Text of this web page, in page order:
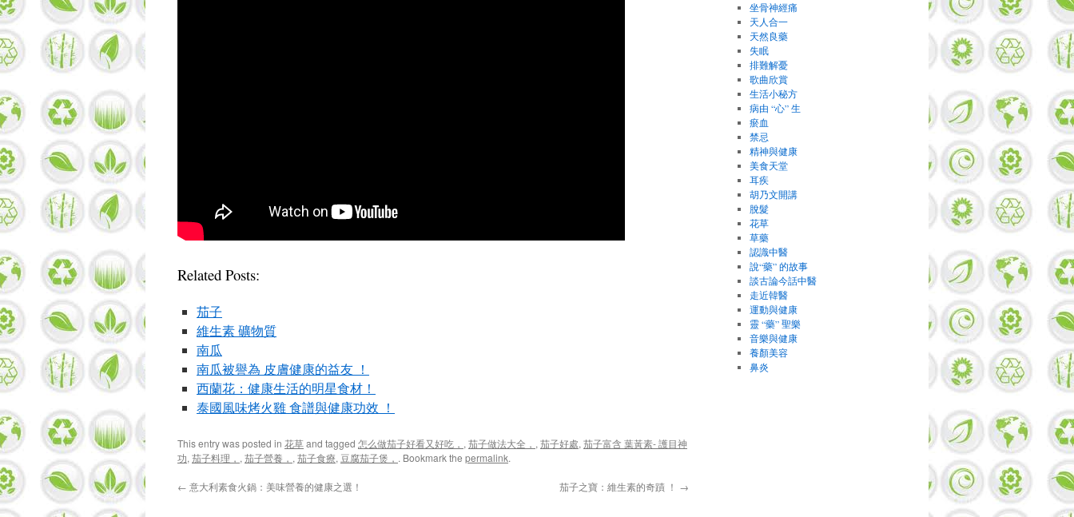
Related Posts:
茄子
維生素 礦物質
南瓜
南瓜被譽為 皮膚健康的益友 ！
西蘭花：健康生活的明星食材！
泰國風味烤火雞 食譜與健康功效 ！
This entry was posted in 花草and tagged 怎么做茄子好看又好吃， , 茄子做法大全， , 茄子好處, 茄子富含 葉黃素- 護目神
功, 茄子料理， , 茄子營養， , 茄子食療, 豆腐茄子煲， . Bookmark the permalink.
← 意大利素食火鍋：美味營養的健康之選！ 茄子之寶：維生素的奇蹟 ！ →
坐骨神經痛
天人合一
天然良藥
失眠
排難解憂
歌曲欣賞
生活小秘方
病由 “心” 生
瘀血
禁忌
精神與健康
美食天堂
耳疾
胡乃文開講
脫髮
花草
草藥
認識中醫
說“藥” 的故事
談古論今話中醫
走近韓醫
運動與健康
靈 “藥” 聖樂
音樂與健康
養顏美容
鼻炎